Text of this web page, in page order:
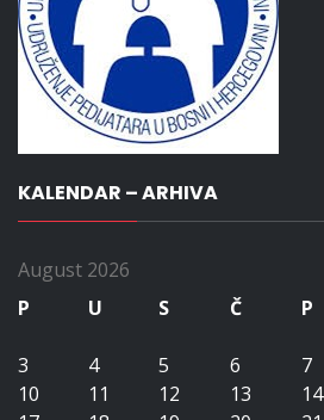
KALENDAR – ARHIVA
August 2026
P
U S Č P
3
4 5 6 7
10
11 12 13 14